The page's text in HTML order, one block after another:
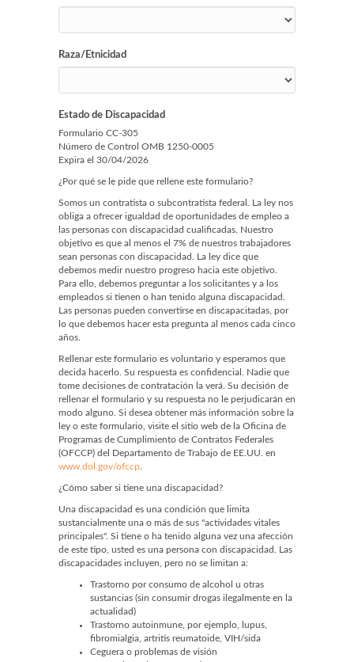
Raza/Etnicidad
Estado de Discapacidad
Formulario CC-305
Número de Control OMB 1250-0005
Expira el 30/04/2026
¿Por qué se le pide que rellene este formulario?
Somos un contratista o subcontratista federal. La ley nos
obliga a ofrecer igualdad de oportunidades de empleo a
las personas con discapacidad cualificadas. Nuestro
objetivo es que al menos el 7% de nuestros trabajadores
sean personas con discapacidad. La ley dice que
debemos medir nuestro progreso hacia este objetivo.
Para ello, debemos preguntar a los solicitantes y a los
empleados si tienen o han tenido alguna discapacidad.
Las personas pueden convertirse en discapacitadas, por
lo que debemos hacer esta pregunta al menos cada cinco
años.
Rellenar este formulario es voluntario y esperamos que
decida hacerlo. Su respuesta es confidencial. Nadie que
tome decisiones de contratación la verá. Su decisión de
rellenar el formulario y su respuesta no le perjudicarán en
modo alguno. Si desea obtener más información sobre la
ley o este formulario, visite el sitio web de la Oficina de
Programas de Cumplimiento de Contratos Federales
(OFCCP) del Departamento de Trabajo de EE.UU. en
www.dol.gov/ofccp
¿Cómo saber si tiene una discapacidad?
Una discapacidad es una condición que limita
sustancialmente una o más de sus "actividades vitales
principales". Si tiene o ha tenido alguna vez una afección
de este tipo, usted es una persona con discapacidad. Las
discapacidades incluyen, pero no se limitan a:
Trastorno por consumo de alcohol u otras
sustancias (sin consumir drogas ilegalmente en la
actualidad)
Trastorno autoinmune, por ejemplo, lupus,
fibromialgia, artritis reumatoide, VIH/sida
Ceguera o problemas de visión